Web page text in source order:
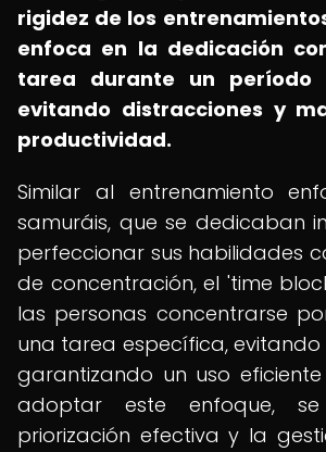
rigidez de los
enfoca en la dedicación
tarea durante un período
evitando distracciones y
productividad.
Similar al entrenamiento
samuráis, que se dedicaban
perfeccionar sus habilidades
de concentración, el 'time
las personas concentrarse
una tarea específica,
garantizando un uso
adoptar este enfoque,
priorización efectiva y la